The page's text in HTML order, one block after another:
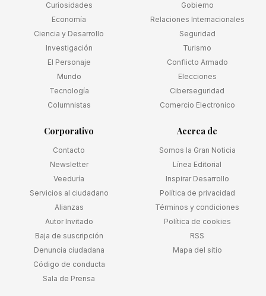
Curiosidades
Economía
Ciencia y Desarrollo
Investigación
El Personaje
Mundo
Tecnología
Columnistas
Gobierno
Relaciones Internacionales
Seguridad
Turismo
Conflicto Armado
Elecciones
Ciberseguridad
Comercio Electronico
Corporativo
Contacto
Newsletter
Veeduría
Servicios al ciudadano
Alianzas
Autor Invitado
Baja de suscripción
Denuncia ciudadana
Código de conducta
Sala de Prensa
Acerca de
Somos la Gran Noticia
Línea Editorial
Inspirar Desarrollo
Política de privacidad
Términos y condiciones
Política de cookies
RSS
Mapa del sitio